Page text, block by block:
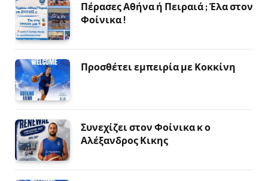
Πέρασες Αθήνα ή Πειραιά ; Έλα στον
Φοίνικα !
Προσθέτει εμπειρία με Κοκκίνη
Συνεχίζει στον Φοίνικα κ ο
Αλέξανδρος Κικης